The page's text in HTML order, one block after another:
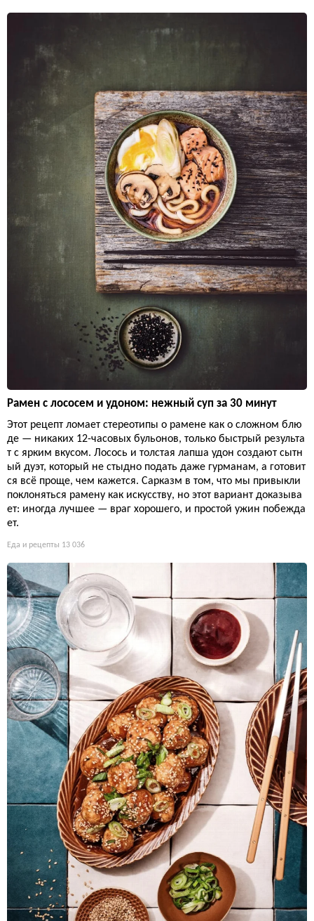
Рамен с лососем и удоном: нежный суп за 30 минут
Этот рецепт ломает стереотипы о рамене как о сложном блю
де — никаких 12-часовых бульонов, только быстрый результа
т с ярким вкусом. Лосось и толстая лапша удон создают сытн
ый дуэт, который не стыдно подать даже гурманам, а готовит
ся всё проще, чем кажется. Сарказм в том, что мы привыкли
поклоняться рамену как искусству, но этот вариант доказыва
ет: иногда лучшее — враг хорошего, и простой ужин побежда
ет.
Еда и рецепты 13 036